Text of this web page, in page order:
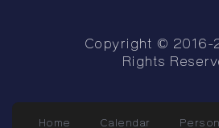
Copyright © 2016-
Rights
Home Calendar